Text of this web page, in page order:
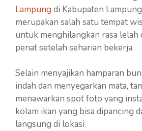
Lampung di Kabupaten
merupakan salah satu tempat
untuk menghilangkan rasa lelah
penat setelah seharian bekerja.
Selain menyajikan hamparan
indah dan menyegarkan mata,
menawarkan spot foto yang
kolam ikan yang bisa dipancing
langsung di lokasi.